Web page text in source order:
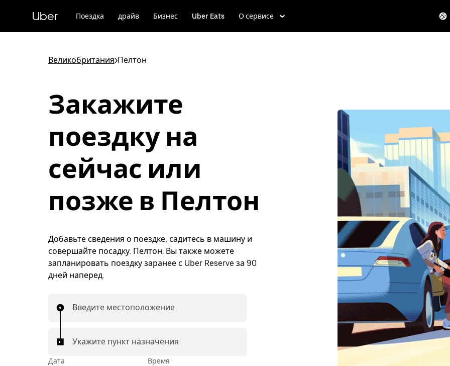
к
Uber Поездка драйв Бизнес Uber Eats О сервисе
Великобритания>Пелтон
Закажите
поездку на
сейчас или
позже в Пелтон
Добавьте сведения о поездке, садитесь в машину и
совершайте посадку. Пелтон. Вы также можете
запланировать поездку заранее с Uber Reserve за 90
дней наперед.
Введите местоположение
Укажите пункт назначения
Дата Время